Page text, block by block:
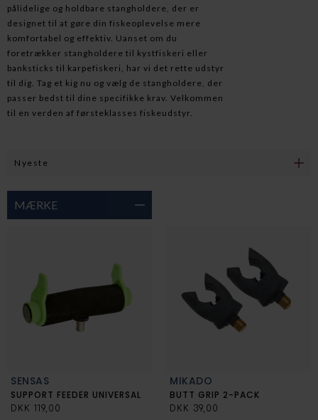
pålidelige og holdbare stangholdere, der er
designet til at gøre din fiskeoplevelse mere
komfortabel og effektiv. Uanset om du
foretrækker stangholdere til kystfiskeri eller
banksticks til karpefiskeri, har vi det rette udstyr
til dig. Tag et kig nu og vælg de stangholdere, der
passer bedst til dine specifikke krav. Velkommen
til en verden af førsteklasses fiskeudstyr.
MÆRKE
SENSAS
SUPPORT FEEDER UNIVERSAL
DKK 119,00
MIKADO
BUTT GRIP 2-PACK
DKK 39,00